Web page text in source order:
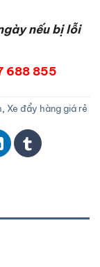
nếu bị lỗi
688 855
Xe đẩy hàng giá rẻ